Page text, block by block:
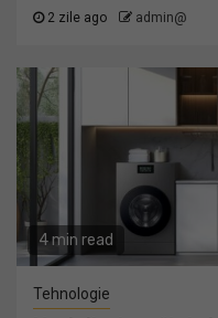
2 zile ago admin@
4 min read
Tehnologie